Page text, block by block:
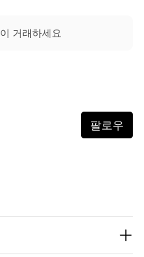
거래하세요
팔로우